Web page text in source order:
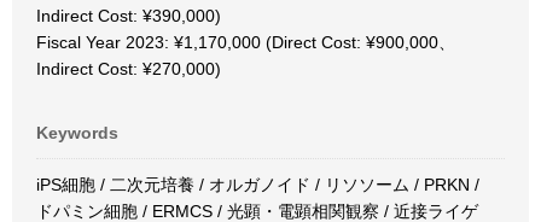
Indirect Cost: ¥390,000)
Fiscal Year 2023: ¥1,170,000 (Direct Cost: ¥900,000、
Indirect Cost: ¥270,000)
Keywords
iPS細胞 / 二次元培養 / オルガノイド / リソソーム / PRKN /
ドパミン細胞 / ERMCS / 光顕・電顕相関観察 / 近接ライゲ